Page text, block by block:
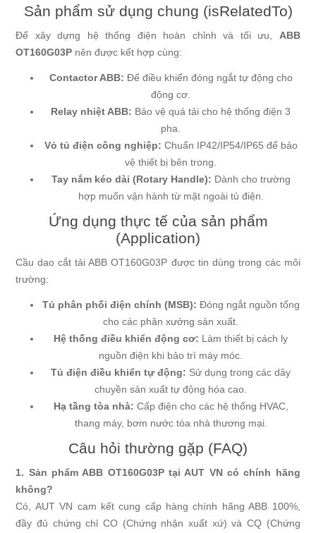
Sản phẩm sử dụng chung (isRelatedTo)
Để xây dựng hệ thống điện hoàn chỉnh và tối ưu, ABB
OT160G03P nên được kết hợp cùng:
Contactor ABB: Để điều khiển đóng ngắt tự động cho
động cơ.
Relay nhiệt ABB: Bảo vệ quá tải cho hệ thống điện 3
pha.
Vỏ tủ điện công nghiệp: Chuẩn IP42/IP54/IP65 để bảo
vệ thiết bị bên trong.
Tay nắm kéo dài (Rotary Handle): Dành cho trường
hợp muốn vận hành từ mặt ngoài tủ điện.
Ứng dụng thực tế của sản phẩm
(Application)
Cầu dao cắt tải ABB OT160G03P được tin dùng trong các môi
trường:
Tủ phân phối điện chính (MSB): Đóng ngắt nguồn tổng
cho các phân xưởng sản xuất.
Hệ thống điều khiển động cơ: Làm thiết bị cách ly
nguồn điện khi bảo trì máy móc.
Tủ điện điều khiển tự động: Sử dụng trong các dây
chuyền sản xuất tự động hóa cao.
Hạ tầng tòa nhà: Cấp điện cho các hệ thống HVAC,
thang máy, bơm nước tòa nhà thương mại.
Câu hỏi thường gặp (FAQ)
1. Sản phẩm ABB OT160G03P tại AUT VN có chính hãng
không?
Có, AUT VN cam kết cung cấp hàng chính hãng ABB 100%,
đầy đủ chứng chỉ CO (Chứng nhận xuất xứ) và CQ (Chứng